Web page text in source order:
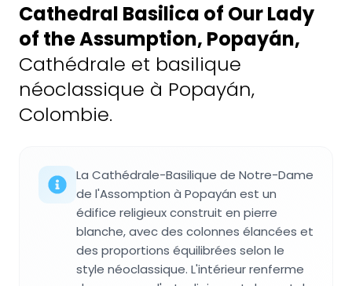
Cathedral Basilica of Our Lady
of the Assumption, Popayán,
Cathédrale et basilique
néoclassique à Popayán,
Colombie.
La Cathédrale-Basilique de Notre-Dame
de l'Assomption à Popayán est un
édifice religieux construit en pierre
blanche, avec des colonnes élancées et
des proportions équilibrées selon le
style néoclassique. L'intérieur renferme